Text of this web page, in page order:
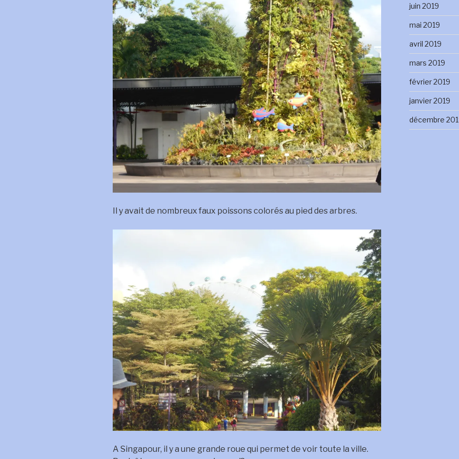
Il y avait de nombreux faux poissons colorés au pied des arbres.
A Singapour, il y a une grande roue qui permet de voir toute la ville.
juin 2019
mai 2019
avril 2019
mars 2019
février 2019
janvier 2019
décembre